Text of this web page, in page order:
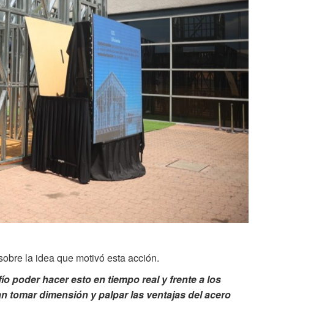
la idea que motivó esta acción.
poder hacer esto en tiempo real y frente a los
tomar dimensión ypalpar las ventajas del acero